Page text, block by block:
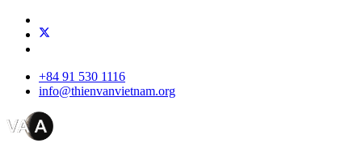
+84 91 530 1116
info@thienvanvietnam.org